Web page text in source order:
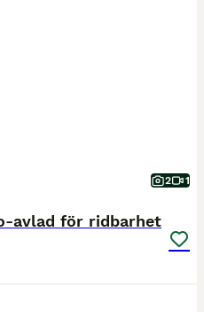
2 1
avlad för ridbarhet